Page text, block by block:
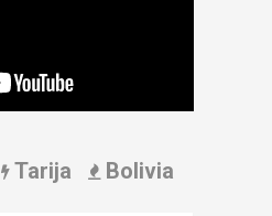
Tarija Bolivia